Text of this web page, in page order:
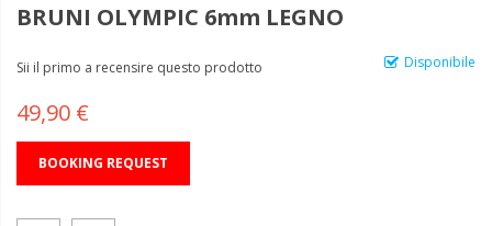
BRUNI OLYMPIC 6mm LEGNO
Disponibile
Sii il primo a recensire questo prodotto
49,90 €
BOOKING REQUEST